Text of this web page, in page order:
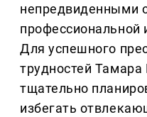
непредвиденными
профессиональной
Для успешного
трудностей
тщательно
избегать